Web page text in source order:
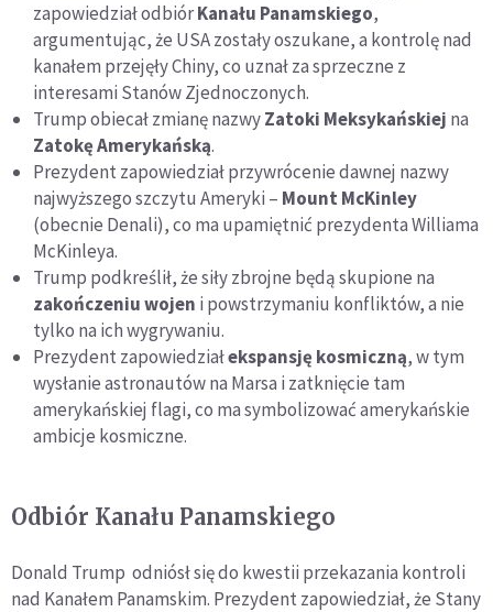
zapowiedział odbiórKanału Panamskiego,
argumentując, że USA zostały oszukane, a kontrolę nad
kanałem przejęły Chiny, co uznał za sprzeczne z
interesami Stanów Zjednoczonych.
Trump obiecał zmianę nazwyZatoki Meksykańskiej na
Zatokę Amerykańską.
Prezydent zapowiedział przywrócenie dawnej nazwy
najwyższego szczytu Ameryki – Mount McKinley
(obecnie Denali), co ma upamiętnić prezydenta Williama
McKinleya.
Trump podkreślił, że siły zbrojne będą skupione na
zakończeniu wojen i powstrzymaniu konfliktów, a nie
tylko na ich wygrywaniu.
Prezydent zapowiedziałekspansję kosmiczną, w tym
wysłanie astronautów na Marsa i zatknięcie tam
amerykańskiej flagi, co ma symbolizować amerykańskie
ambicje kosmiczne.
Odbiór Kanału Panamskiego
Donald Trump odniósł się do kwestii przekazania kontroli
nad Kanałem Panamskim. Prezydent zapowiedział, że Stany